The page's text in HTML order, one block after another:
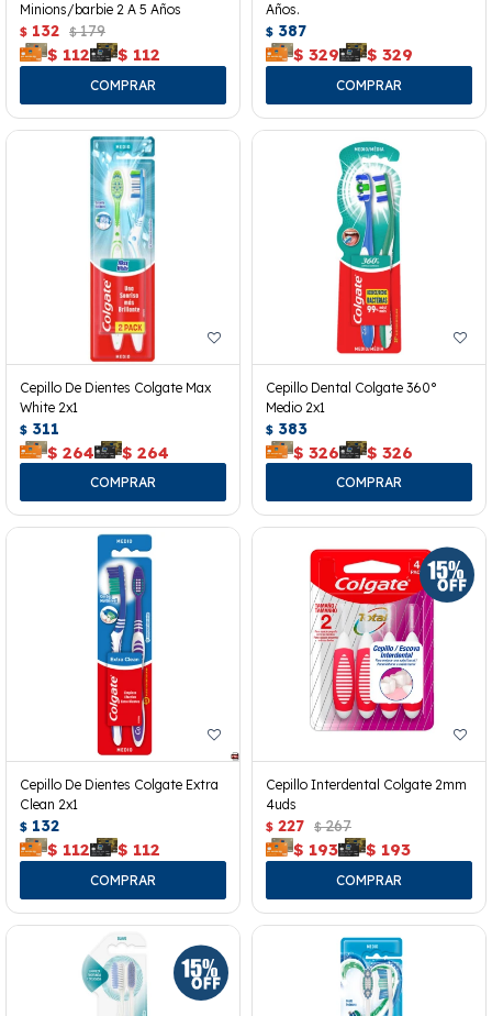
Minions/barbie 2 A 5 Años
$ 132 $ 179
$ 112 $ 112
Años.
$ 387
$ 329 $ 329
Cepillo De Dientes Colgate Max
White 2x1
$ 311
$ 264 $ 264
Cepillo Dental Colgate 360°
Medio 2x1
$ 383
$ 326 $ 326
Cepillo De Dientes Colgate Extra
Clean 2x1
$ 132
$ 112 $ 112
Cepillo Interdental Colgate 2mm
4uds
$ 227 $ 267
$ 193 $ 193